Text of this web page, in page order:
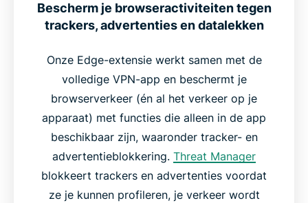
Bescherm je browseractiviteiten tegen
trackers, advertenties en datalekken
Onze Edge-extensie werkt samen met de
volledige VPN-app en beschermt je
browserverkeer (én al het verkeer op je
apparaat) met functies die alleen in de app
beschikbaar zijn, waaronder tracker- en
advertentieblokkering. Threat Manager
blokkeert trackers en advertenties voordat
ze je kunnen profileren, je verkeer wordt